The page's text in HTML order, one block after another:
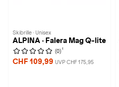
Skibrille · Unisex
ALPINA · Falera Mag Q-lite
(0) 1
CHF 109,99 UVP CHF 175,95